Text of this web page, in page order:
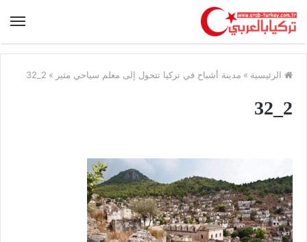
الرئيسية » مدينة أشباح في تركيا تتحول إلى معلم سياحي مثير »
2_32
2_32